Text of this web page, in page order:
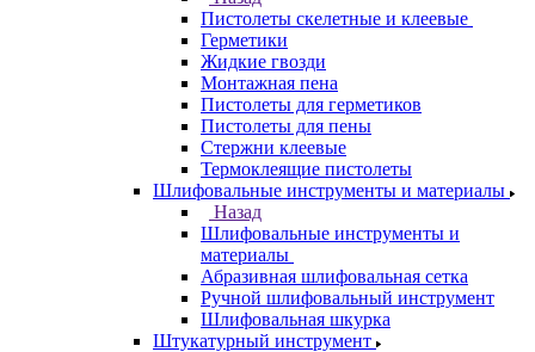
Пистолеты скелетные и клеевые
Герметики
Жидкие гвозди
Монтажная пена
Пистолеты для герметиков
Пистолеты для пены
Стержни клеевые
Термоклеящие пистолеты
Шлифовальные инструменты и материалы
Назад
Шлифовальные инструменты и
материалы
Абразивная шлифовальная сетка
Ручной шлифовальный инструмент
Шлифовальная шкурка
Штукатурный инструмент